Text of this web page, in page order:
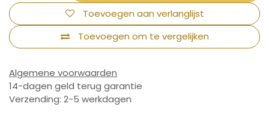
Toevoegen om te vergelijken
Toevoegen aan verlanglijst
Algemene voorwaarden
14-dagen geld terug garantie
Verzending: 2-5 werkdagen